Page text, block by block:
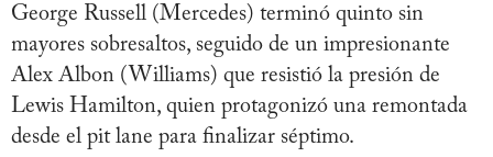
George Russell (Mercedes) terminó quinto sin
mayores sobresaltos, seguido de un impresionante
Alex Albon (Williams) que resistió la presión de
Lewis Hamilton, quien protagonizó una remontada
desde el pit lane para finalizar séptimo.